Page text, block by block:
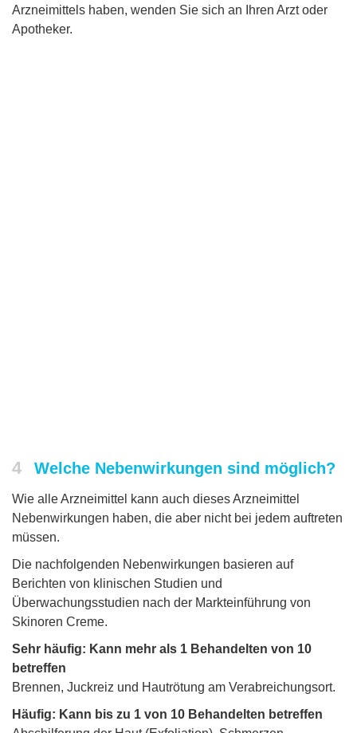
Arzneimittels haben, wenden Sie sich an Ihren Arzt oder
Apotheker.
4 Welche Nebenwirkungen sind möglich?
Wie alle Arzneimittel kann auch dieses Arzneimittel
Nebenwirkungen haben, die aber nicht bei jedem auftreten
müssen.
Die nachfolgenden Nebenwirkungen basieren auf
Berichten von klinischen Studien und
Überwachungsstudien nach der Markteinführung von
Skinoren Creme.
Sehr häufig: Kann mehr als 1 Behandelten von 10
betreffen
Brennen, Juckreiz und Hautrötung am Verabreichungsort.
Häufig: Kann bis zu 1 von 10 Behandelten betreffen